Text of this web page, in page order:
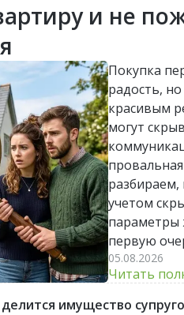
и не
Покупка
радость,
красивым
могут
разбираем,
учетом
параметры
первую
лист
без
05.08.2026
Читать
имущество